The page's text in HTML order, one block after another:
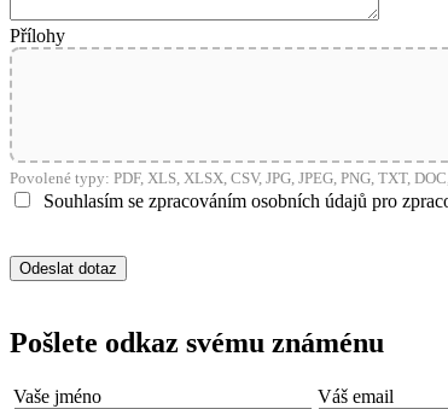
Přílohy
Povolené typy: PDF, XLS, XLSX, CSV, JPG, JPEG, PNG, TXT,
Souhlasím se zpracováním osobních údajů pro
Pošlete odkaz svému známénu
Vaše jméno Váš email